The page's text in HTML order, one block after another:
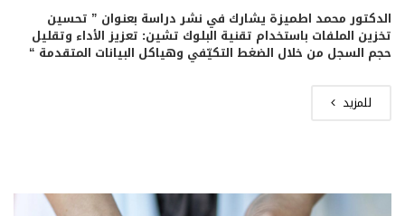
الدكتور محمد اطميزة يشارك في نشر دراسة بعنوان ” تحسين
تخزين الملفات باستخدام تقنية البلوك تشين: تعزيز الأداء وتقليل
حجم السجل من خلال الضغط التكيّفي وهياكل البيانات المتقدمة “
للمزيد